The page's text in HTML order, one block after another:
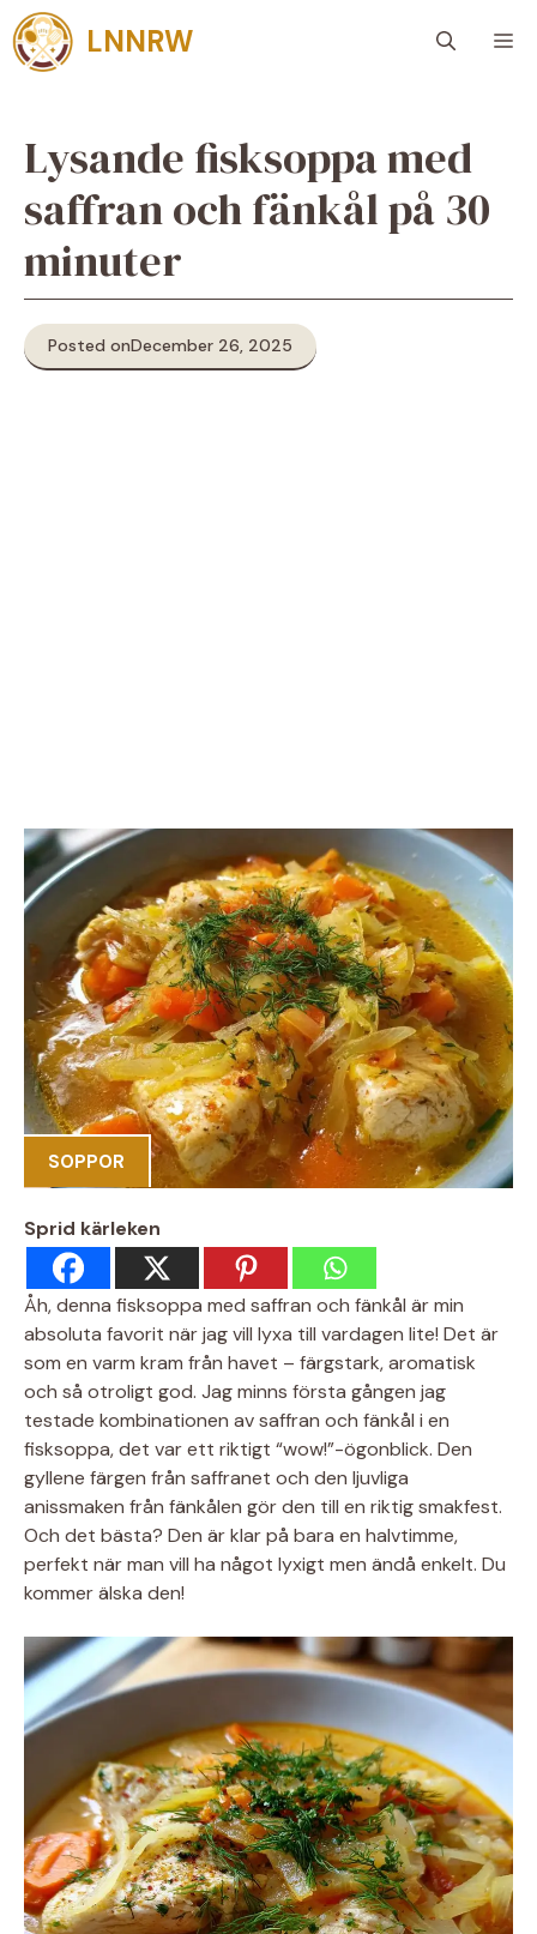
Skip
to
content
LNNRW
Lysande fisksoppa med
saffran och fänkål på 30
minuter
Posted onDecember 26, 2025
SOPPOR
Sprid kärleken
Åh, denna fisksoppa med saffran och fänkål är min
absoluta favorit när jag vill lyxa till vardagen lite! Det är
som en varm kram från havet – färgstark, aromatisk
och så otroligt god. Jag minns första gången jag
testade kombinationen av saffran och fänkål i en
fisksoppa, det var ett riktigt “wow!”-ögonblick. Den
gyllene färgen från saffranet och den ljuvliga
anissmaken från fänkålen gör den till en riktig smakfest.
Och det bästa? Den är klar på bara en halvtimme,
perfekt när man vill ha något lyxigt men ändå enkelt. Du
kommer älska den!